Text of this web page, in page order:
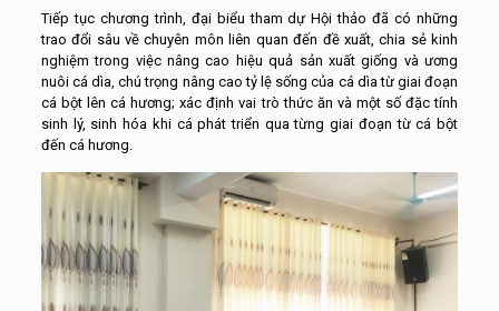
Tiếp tục chương trình, đại biểu tham dự Hội thảo đã có những
trao đổi sâu về chuyên môn liên quan đến đề xuất, chia sẻ kinh
nghiệm trong việc nâng cao hiệu quả sản xuất giống và ương
nuôi cá dìa, chú trọng nâng cao tỷ lệ sống của cá dìa từ giai đoạn
cá bột lên cá hương; xác định vai trò thức ăn và một số đặc tính
sinh lý, sinh hóa khi cá phát triển qua từng giai đoạn từ cá bột
đến cá hương.